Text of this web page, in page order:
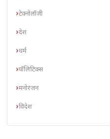
टेक्नोलॉजी
देश
धर्म
पॉलिटिक्स
मनोरंजन
विदेश